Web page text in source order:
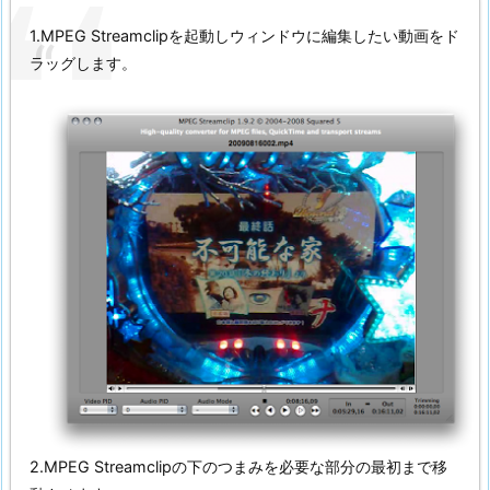
1.MPEG Streamclipを起動しウィンドウに編集したい動画をド
ラッグします。
2.MPEG Streamclipの下のつまみを必要な部分の最初まで移